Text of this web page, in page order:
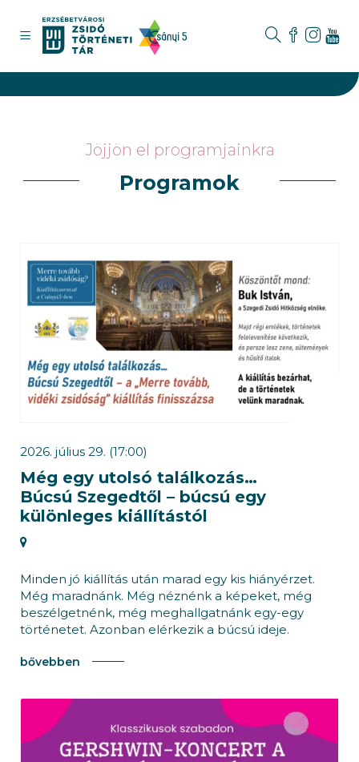
Jöjjön el programjainkra
Programok
2026. július 29. (17:00)
Még egy utolsó találkozás…
Búcsú Szegedtől – búcsú egy
különleges kiállítástól
Minden jó kiállítás után marad egy kis hiányérzet.
Még maradnánk. Még néznénk a képeket, még
beszélgetnénk, még meghallgatnánk egy-egy
történetet. Azonban elérkezik a búcsú ideje.
bővebben